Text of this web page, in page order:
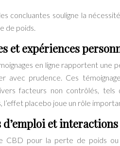
concluantes souligne la
de poids.
et expériences
en ligne rapportent une
avec prudence. Ces
facteurs non contrôlés, tels
l’effet placebo joue un rôle
et
CBD pour la perte de poids